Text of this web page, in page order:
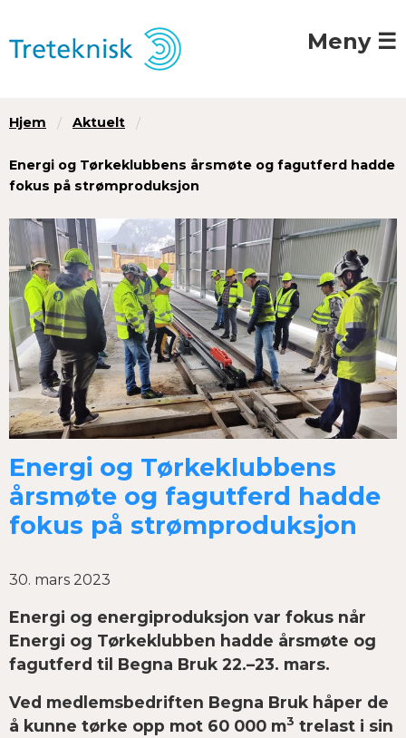
Meny ☰
Hjem Aktuelt
Energi og Tørkeklubbens årsmøte og fagutferd hadde
fokus på strømproduksjon
Energi og Tørkeklubbens
årsmøte og fagutferd hadde
fokus på strømproduksjon
30. mars 2023
Energi og energiproduksjon var fokus når
Energi og Tørkeklubben hadde årsmøte og
fagutferd til Begna Bruk 22.–23. mars.
Ved medlemsbedriften Begna Bruk håper de
å kunne tørke opp mot 60 000 m3 trelast i sin